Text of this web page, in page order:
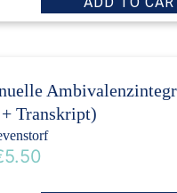
Transkript)